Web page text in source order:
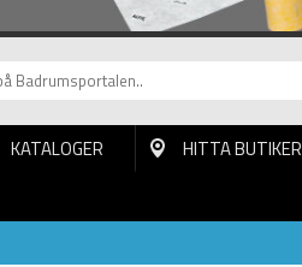
KATALOGER
HITTA BUTIKER